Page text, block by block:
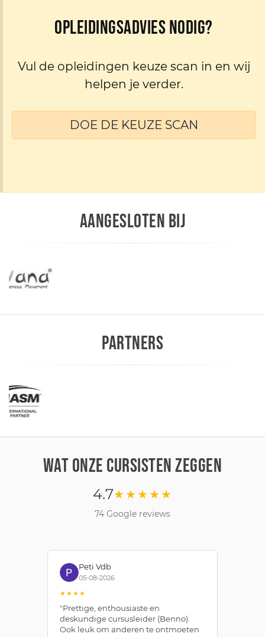
Opleidingsadvies nodig?
Vul de opleidingen keuze scan in en wij
helpen je verder.
DOE DE KEUZE SCAN
AANGESLOTEN BIJ
PARTNERS
WAT ONZE CURSISTEN ZEGGEN
4.7★★★★★
74 Google reviews
Peti Vdb
05-08-2026
★★★★
"Prettige, enthousiaste en
deskundige cursusleider (Benno).
Ook leuk om anderen te ontmoeten